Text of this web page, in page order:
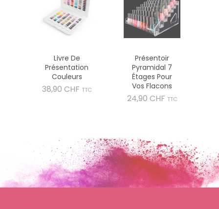
Livre De
Présentation
Couleurs
38,90 CHF Prix
TTC
Présentoir
Pyramidal 7
Étages Pour
Vos Flacons
24,90 CHF Prix
TTC